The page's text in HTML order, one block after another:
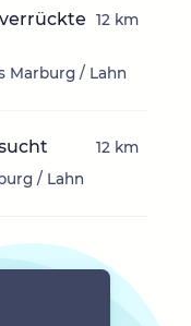
Marburg / Lahn
12 km
/ Lahn
12 km